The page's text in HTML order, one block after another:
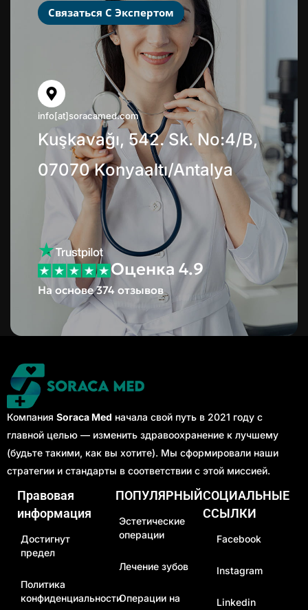
Связаться С Экспертом
info[at]soracamed.com
Kuşkavağı, 542. Sk. No:4/B,
07070 Konyaaltı/Antalya
Оценка 4.9
На основе 374 отзывов
Компания Soraca Med начала свой путь в 2021 году с
главной целью — изменить здравоохранение к лучшему
(будьте такими, как вы хотите). Мы сформировали наши
стратегии и стандарты в соответствии с этой миссией.
Правовая
информация
Достигнут
предел
Политика
конфиденциальности
ПОПУЛЯРНЫЙ
Эстетические
операции
Лечение зубов
Операции на
СОЦИАЛЬНЫЕ
ССЫЛКИ
Facebook
Instagram
Linkedin